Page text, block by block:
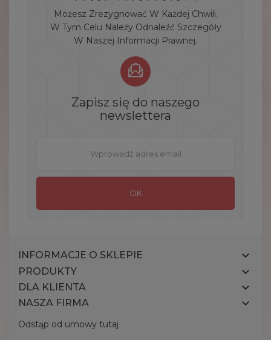
Możesz Zrezygnować W Każdej Chwili.
W Tym Celu Należy Odnaleźć Szczegóły
W Naszej Informacji Prawnej.
Zapisz się do naszego
newslettera
INFORMACJE O SKLEPIE 
PRODUKTY 
DLA KLIENTA 
NASZA FIRMA 
Odstąp od umowy tutaj